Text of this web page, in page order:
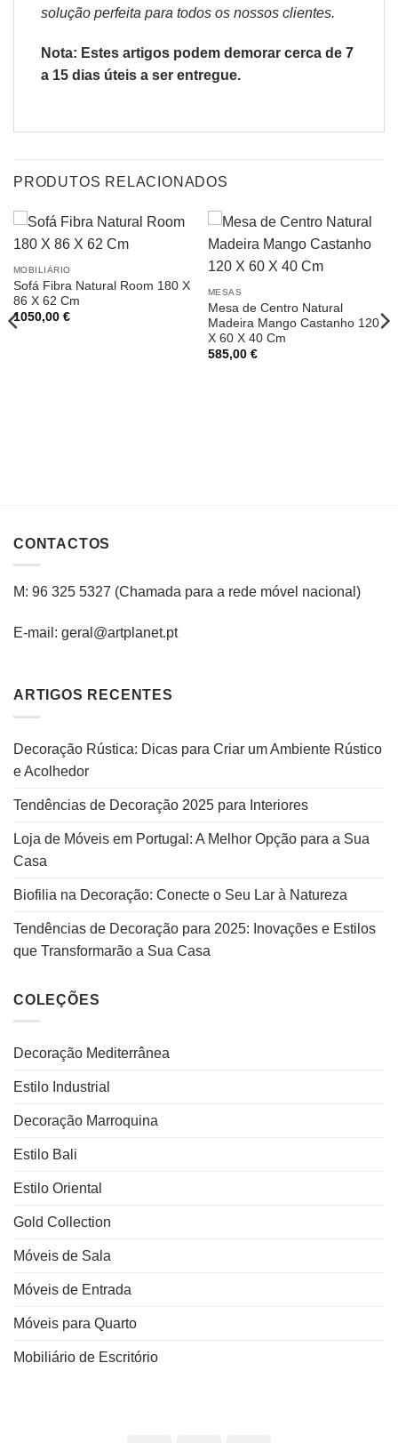
solução perfeita para todos os nossos clientes.
Nota: Estes artigos podem demorar cerca de 7
a 15 dias úteis a ser entregue.
PRODUTOS RELACIONADOS
MOBILIÁRIO
Sofá Fibra Natural Room 180 X
86 X 62 Cm
1050,00 €
MESAS
Mesa de Centro Natural
Madeira Mango Castanho 120
X 60 X 40 Cm
585,00 €
CONTACTOS
M: 96 325 5327 (Chamada para a rede móvel nacional )
E-mail: geral@artplanet.pt
ARTIGOS RECENTES
Decoração Rústica: Dicas para Criar um Ambiente Rústico
e Acolhedor
Tendências de Decoração 2025 para Interiores
Loja de Móveis em Portugal: A Melhor Opção para a Sua
Casa
Biofilia na Decoração: Conecte o Seu Lar à Natureza
Tendências de Decoração para 2025: Inovações e Estilos
que Transformarão a Sua Casa
COLEÇÕES
Decoração Mediterrânea
Estilo Industrial
Decoração Marroquina
Estilo Bali
Estilo Oriental
Gold Collection
Móveis de Sala
Móveis de Entrada
Móveis para Quarto
Mobiliário de Escritório